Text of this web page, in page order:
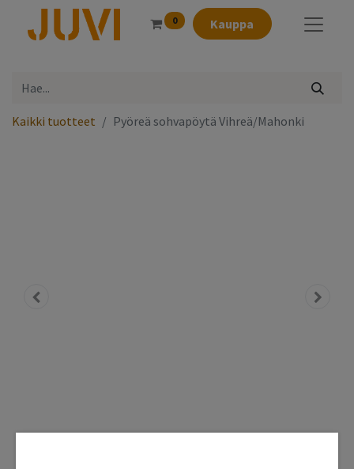
0 Kauppa
Kaikki tuotteet Pyöreä sohvapöytä Vihreä/Mahonki